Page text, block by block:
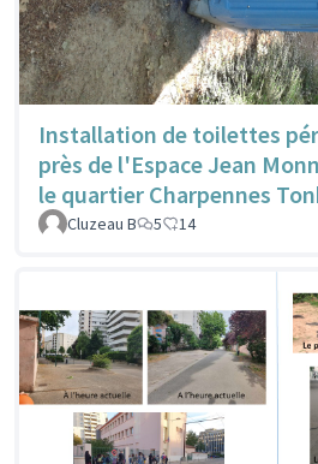
Installation de toilettes
près de l'Espace Jean
le quartier Charpennes
Cluzeau B 5 14